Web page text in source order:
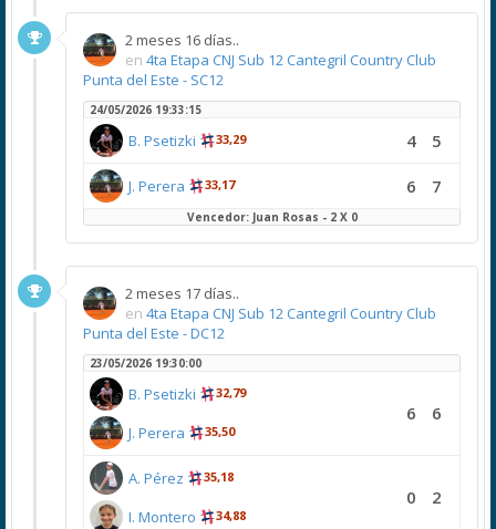
2 meses 16 días..
en 4ta Etapa CNJ Sub 12 Cantegril Country Club
Punta del Este - SC12
24/05/2026 19:33:15
B. Psetizki 33,29 4 5
J. Perera 33,17 6 7
Vencedor: Juan Rosas - 2 X 0
2 meses 17 días..
en 4ta Etapa CNJ Sub 12 Cantegril Country Club
Punta del Este - DC12
23/05/2026 19:30:00
B. Psetizki 32,79
J. Perera 35,50
6 6
A. Pérez 35,18
I. Montero 34,88
0 2